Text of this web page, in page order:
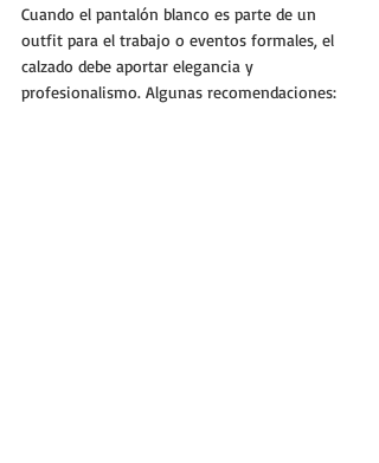
Cuando el pantalón blanco es parte de un
outfit para el trabajo o eventos formales, el
calzado debe aportar elegancia y
profesionalismo. Algunas recomendaciones: